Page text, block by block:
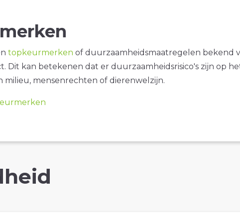
topkeurmerken of duurzaamheidsmaatregelen bekend
Dit kan betekenen dat er duurzaamheidsrisico's zijn op
milieu, mensenrechten of dierenwelzijn.